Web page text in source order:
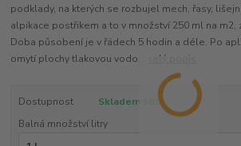
podklady, na kterých se rozbujel mech, řasy,
alpikace postřikem a to v množství 250 ml na m2,
Doba působení je v řádech 5 hodin a déle. Po
omytí plochy tlakovou vodo...
celý popis
Dostupnost
Skladem 981
Balná množství litry